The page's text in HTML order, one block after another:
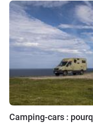
Camping-cars :